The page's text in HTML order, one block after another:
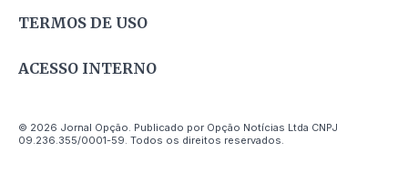
TERMOS DE USO
ACESSO INTERNO
© 2026 Jornal Opção. Publicado por Opção Notícias Ltda CNPJ
09.236.355/0001-59. Todos os direitos reservados.